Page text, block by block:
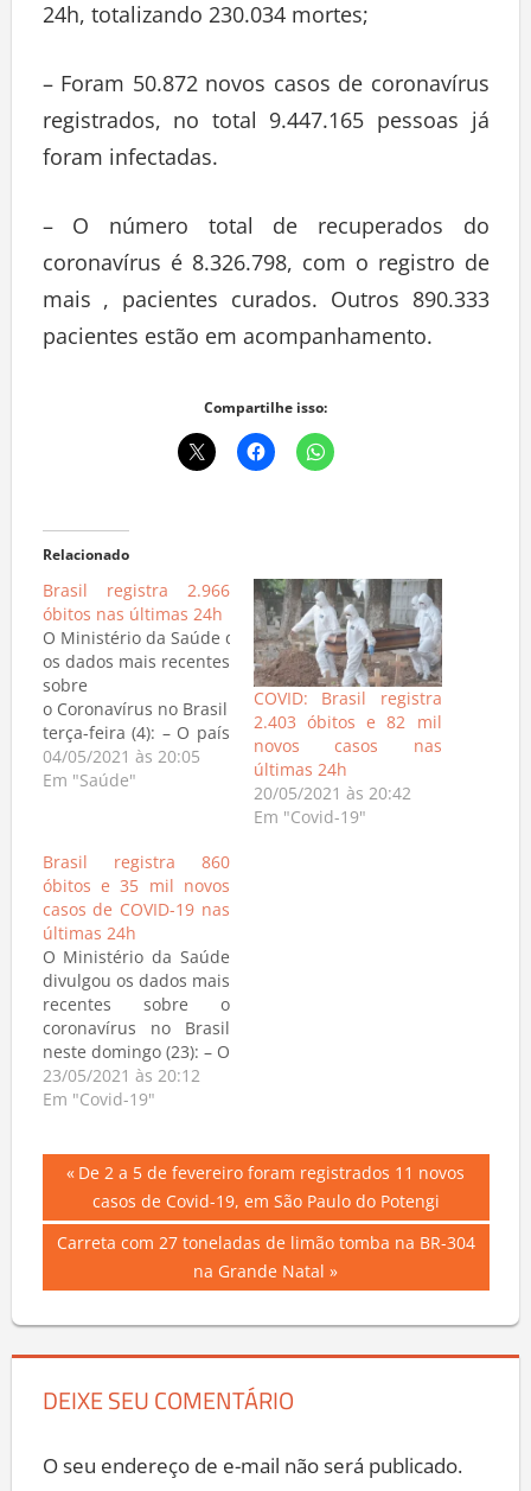
24h, totalizando 230.034 mortes;
– Foram 50.872 novos casos de coronavírus
registrados, no total 9.447.165 pessoas já
foram infectadas.
– O número total de recuperados do
coronavírus é 8.326.798, com o registro de
mais , pacientes curados. Outros 890.333
pacientes estão em acompanhamento.
Compartilhe isso:
Relacionado
Brasil registra 2.966
óbitos nas últimas 24h
O Ministério da Saúde divulgou
os dados mais recentes
sobre
o Coronavírus no Brasil nesta
terça-feira (4): – O país
registrou 2.966
óbitos nas últimas 24h,
novos casos de
coronavírus
registrados, no total
14.856.888 milhões
pessoas já foram
infectadas. – O número
total de recuperados
do Coronavírus é
13.442.996, com o
registro de mais…
04/05/2021 às 20:05
Em "Saúde"
COVID: Brasil registra
2.403 óbitos e 82 mil
novos casos nas
últimas 24h
20/05/2021 às 20:42
Em "Covid-19"
Brasil registra 860
óbitos e 35 mil novos
casos de COVID-19 nas
últimas 24h
O Ministério da Saúde
divulgou os dados mais
recentes sobre o
coronavírus no Brasil
neste domingo (23): – O
país registrou 860
óbitos nas últimas 24h,
mortes; – Foram 35.819
novos casos de
coronavírus
registrados, no total
16.083.258 milhões
pessoas já foram
infectadas. – O número
23/05/2021 às 20:12
Em "Covid-19"
Navegação
de
Previous
Post:
De 2 a 5 de fevereiro foram registrados 11 novos
casos de Covid-19, em São Paulo do Potengi
Next
Carreta com 27 toneladas de limão tomba na BR-304
na Grande Natal
DEIXE SEU COMENTÁRIO
O seu endereço de e-mail não será publicado.